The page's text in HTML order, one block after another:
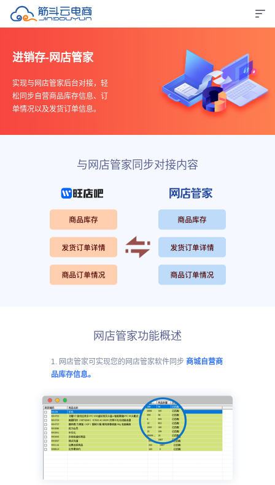
进销存-网店管家
实现与网店管家后台对接，轻
松同步自营商品库存信息、订
单情况以及发货订单信息。
与网店管家同步对接内容
网店管家功能概述
1. 网店管家可实现您的网店管家软件同步 商城自营商
品库存信息。